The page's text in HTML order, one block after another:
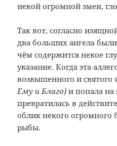
некой огромной змеи,
Так вот, согласно
два больших ангела
чём содержится некое
указание. Когда эта
возвышенного и святого
Ему и Благо) и попала на
превратилась в
облик некого огромного
рыбы.